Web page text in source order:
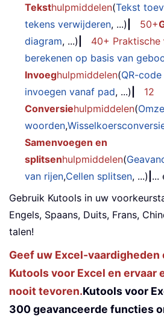
Teksthulpmiddelen(Tekst
tekens verwijderen, ...) 50+
diagram, ...) 40+ Praktische
berekenen op basis van
Invoeghulpmiddelen(QR-
invoegen vanaf pad, ...)
12
Conversiehulpmiddelen(
woorden,
Samenvoegen en
splitsenhulpmiddelen(
van rijen,Cellen splitsen, ...) ...
Gebruik Kutools in uw
Engels, Spaans, Duits, Frans,
talen!
Geef uw Excel-vaardigheden
Kutools voor Excel en ervaar
nooit tevoren.Kutools voor
300 geavanceerde functies